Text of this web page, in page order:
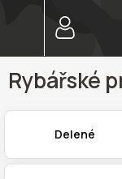
Rybářské
Delené